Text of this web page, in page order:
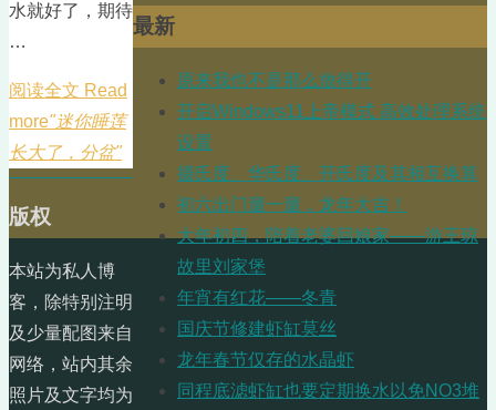
水就好了，期待
…
阅读全文 Read
more"迷你睡莲
长大了，分盆"
最新
原来我也不是那么放得开
开启Windows11上帝模式 高效处理系统
设置
摄氏度、华氏度、开氏度及其相互换算
初六出门遛一遛，龙年大吉！
大年初四，陪着老婆回娘家——游王琼
故里刘家堡
年宵有红花——冬青
国庆节修建虾缸莫丝
龙年春节仅存的水晶虾
同程底滤虾缸也要定期换水以免NO3堆
版权
本站为私人博
客，除特别注明
及少量配图来自
网络，站内其余
照片及文字均为